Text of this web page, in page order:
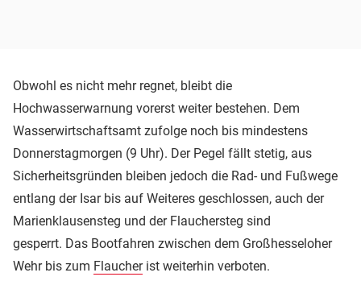
Obwohl es nicht mehr regnet, bleibt die
Hochwasserwarnung vorerst weiter bestehen. Dem
Wasserwirtschaftsamt zufolge noch bis mindestens
Donnerstagmorgen (9 Uhr). Der Pegel fällt stetig, aus
Sicherheitsgründen bleiben jedoch die Rad- und Fußwege
entlang der Isar bis auf Weiteres geschlossen, auch der
Marienklausensteg und der Flauchersteg sind
gesperrt. Das Bootfahren zwischen dem Großhesseloher
Wehr bis zum Flaucherist weiterhin verboten.